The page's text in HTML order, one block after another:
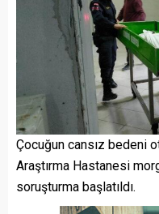
Çocuğun cansız bedeni
Araştırma Hastanesi
soruşturma başlatıldı.